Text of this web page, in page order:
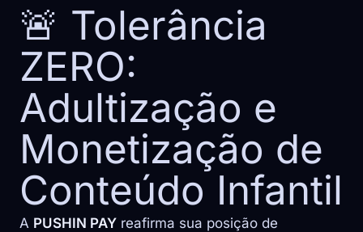
🚨 Tolerância
ZERO:
Adultização e
Monetização de
Conteúdo Infantil
A PUSHIN PAY reafirma sua posição de